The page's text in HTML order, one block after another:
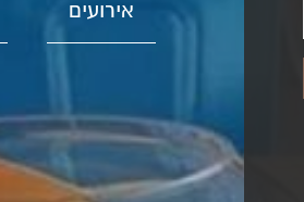
אירועים